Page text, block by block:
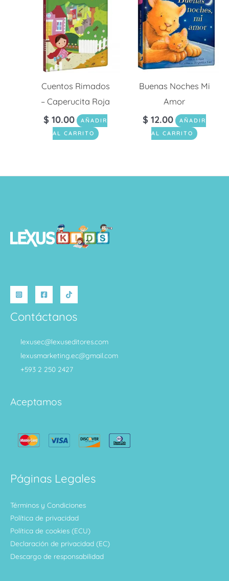
Cuentos Rimados
– Caperucita Roja
$ 10.00
AÑADIR
AL CARRITO
Buenas Noches Mi
Amor
$ 12.00
AÑADIR
AL CARRITO
Contáctanos
lexusec@lexuseditores.com
lexusmarketing.ec@gmail.com
+593 2 250 2427
Aceptamos
Páginas Legales
Términos y Condiciones
Política de privacidad
Política de cookies (ECU)
Declaración de privacidad (EC)
Descargo de responsabilidad